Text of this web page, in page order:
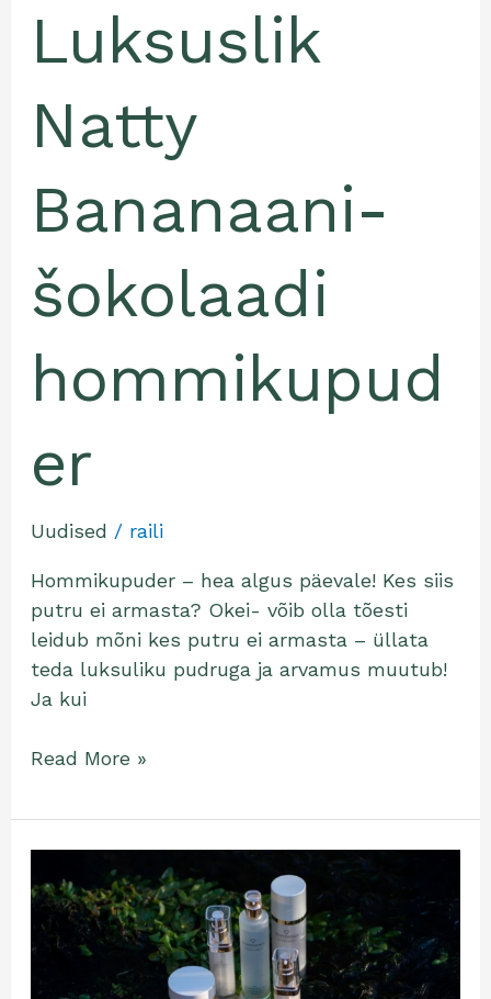
Luksuslik
Natty
Bananaani-
šokolaadi
hommikupud
er
Uudised / raili
Hommikupuder – hea algus päevale! Kes siis
putru ei armasta? Okei- võib olla tõesti
leidub mõni kes putru ei armasta – üllata
teda luksuliku pudruga ja arvamus muutub!
Ja kui
Read More »
Antioksüdandid
–
tõestatud
toimega
abilised